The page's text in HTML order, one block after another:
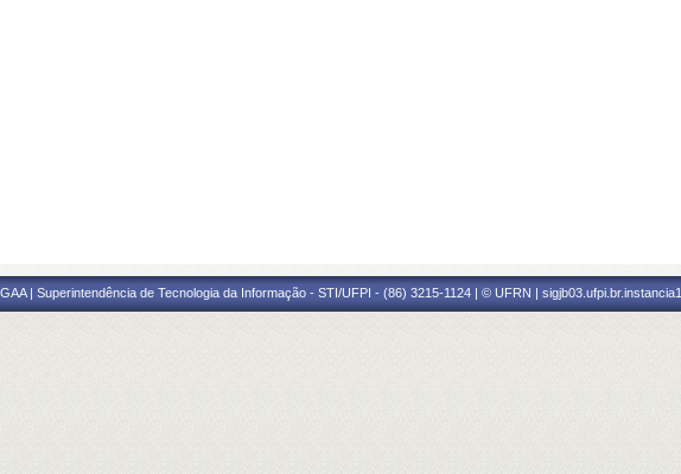
| Superintendência de Tecnologia da Informação - STI/UFPI - (86) 3215-1124 | © UFRN | sigjb03.ufpi.br.instancia1